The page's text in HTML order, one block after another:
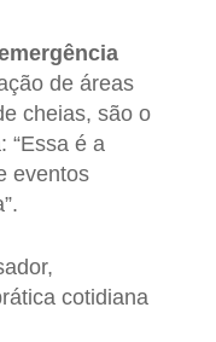
de áreas
cheias, são o
“Essa é a
eventos
cotidiana